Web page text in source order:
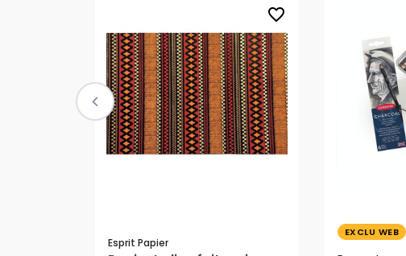
favorite_border
Esprit Papier
EXCLU WEB